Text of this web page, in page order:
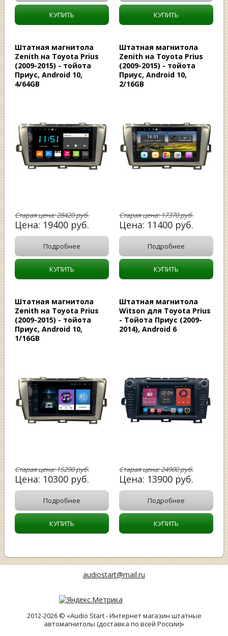
КУПИТЬ КУПИТЬ
Штатная магнитола
Zenith на Toyota Prius
(2009-2015) - тойота
Приус, Android 10,
4/64GB
Старая цена:28420руб.
Цена: 19400 руб.
Подробнее
КУПИТЬ
Штатная магнитола
Zenith на Toyota Prius
(2009-2015) - тойота
Приус, Android 10,
2/16GB
Старая цена:17370руб.
Цена: 11400 руб.
Подробнее
КУПИТЬ
Штатная магнитола
Zenith на Toyota Prius
(2009-2015) - тойота
Приус, Android 10,
1/16GB
Старая цена:15290руб.
Цена: 10300 руб.
Подробнее
КУПИТЬ
Штатная магнитола
Witson для Toyota Prius
- Тойота Приус (2009-
2014), Android 6
Старая цена:24900руб.
Цена: 13900 руб.
Подробнее
КУПИТЬ
audiostart@mail.ru
2012-2026 © «Audio Start - Интернет магазин штатные
автомагнитолы (доставка по всей России)»